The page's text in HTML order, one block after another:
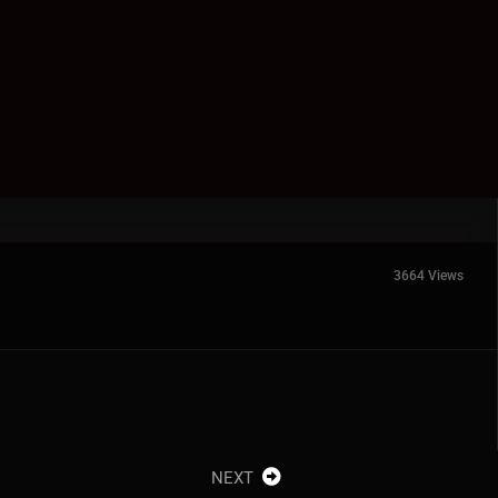
3664 Views
NEXT